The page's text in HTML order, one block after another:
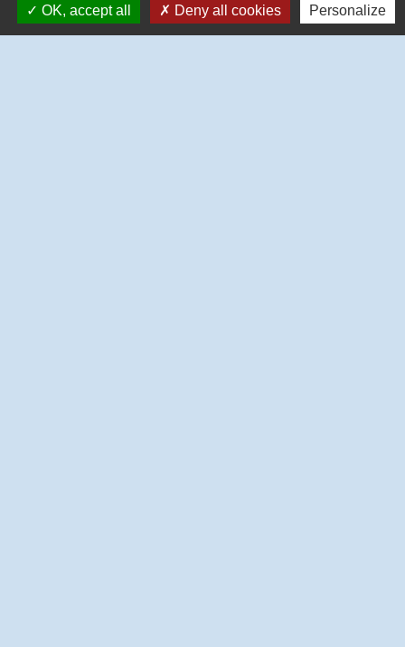
familiariser avec ses fonctionnalités!
OK, accept all
Deny all cookies Personalize